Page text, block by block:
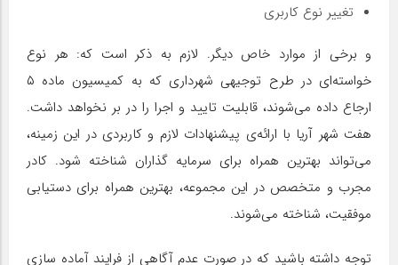
تغییر نوع کاربری
و برخی از موارد خاص دیگر. لازم به ذکر است که: هر نوع
خواسته‌ای در طرح توجیهی شهرداری که به کمیسیون ماده ۵
ارجاع داده می‌شوند، قابلیت تایید و اجرا را در بر نخواهد داشت.
هفت شهر آریا با ارائه‌ی پیشنهادات لازم و کاربردی در این زمینه،
می‌تواند بهترین همراه برای سرمایه گذاران شناخته شود. کادر
مجرب و متخصص در این مجموعه، بهترین همراه برای دستیابی
موفقیت، شناخته می‌شوند.
توجه داشته باشید که در صورت عدم آگاهی از فرایند آماده سازی